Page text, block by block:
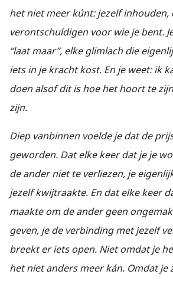
het niet meer kúnt: jezelf inhouden,
verontschuldigen voor wie je bent.
“laat maar”, elke glimlach die
iets in je kracht kost. En je weet: ik
doen alsof dit is hoe het hoort te
zijn.
Diep vanbinnen voelde je dat de
geworden. Dat elke keer dat je je
de ander niet te verliezen, je
jezelf kwijtraakte. En dat elke keer
maakte om de ander geen
geven, je de verbinding met jezelf
breekt er iets open. Niet omdat je
het niet anders meer kán. Omdat je